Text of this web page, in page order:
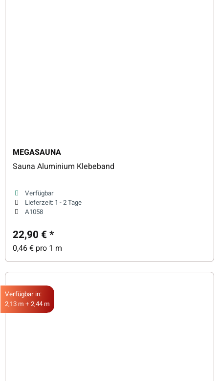
MEGASAUNA
Sauna Aluminium Klebeband
Verfügbar
Lieferzeit: 1 - 2 Tage
A1058
22,90 €*
0,46 € pro 1 m
Verfügbar in:
2,13 m + 2,44 m